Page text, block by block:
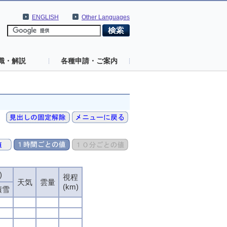
Other Languages
ENGLISH
・解説 各種申請・ご案内
天気
雲量
視程
(km)
雪
天気
雲量
視程
(km)
雪
天気
雲量
視程
(km)
雪
天気
雲量
視程
(km)
雪